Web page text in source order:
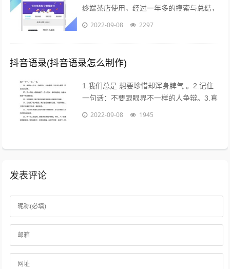
终端茶店使用，经过一年多的摸索与总结，
茶到店APP Beta2.0版本于2017年4月26日
2022-09-08 2297
抖音语录(抖音语录怎么制作)
1.我们总是 想要珍惜却浑身脾气 。2.记住
一句话：不要跟眼界不一样的人争辩。3.真
的不用时刻替别人着想，不是每个人都能把
2022-09-08 1945
发表评论